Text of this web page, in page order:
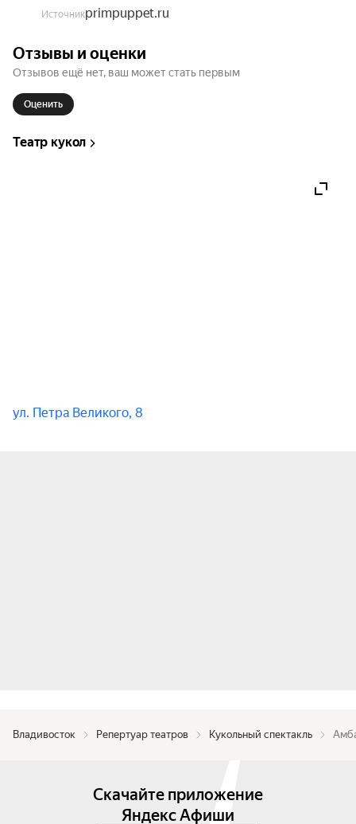
Внук. Это как?
Источникprimpuppet.ru
Отзывы и оценки
Отзывов ещё нет, ваш может стать первым
Оценить
Театр кукол
ул. Петра Великого, 8
Владивосток Репертуар театров Кукольный спектакль
Скачайте приложение
Яндекс Афиши